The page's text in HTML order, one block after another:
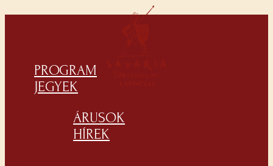
PROGRAM
JEGYEK
ÁRUSOK
HÍREK